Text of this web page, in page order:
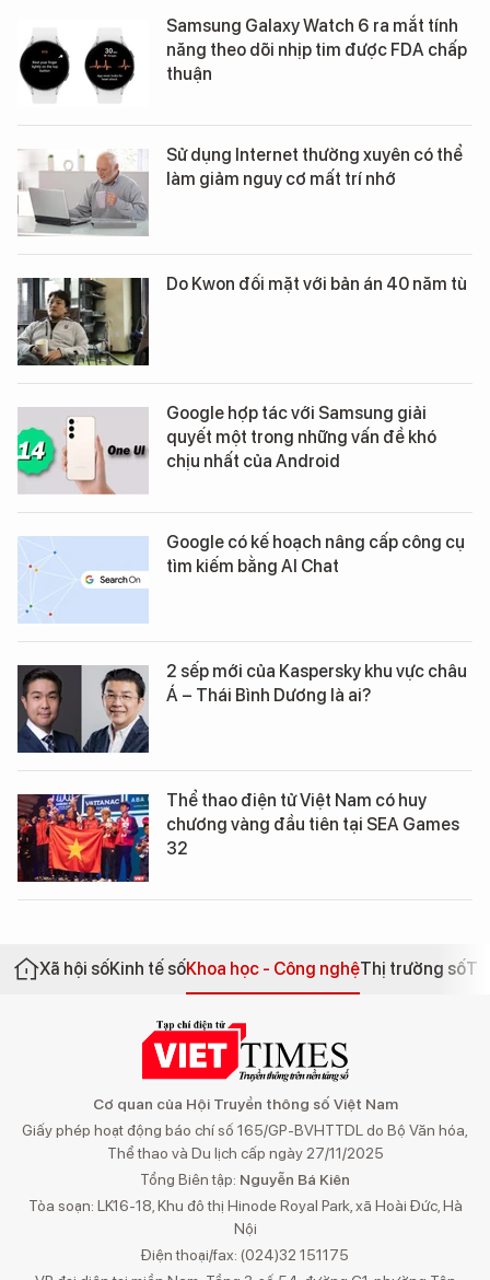
Samsung Galaxy Watch 6 ra mắt tính
năng theo dõi nhịp tim được FDA chấp
thuận
Sử dụng Internet thường xuyên có thể
làm giảm nguy cơ mất trí nhớ
Do Kwon đối mặt với bản án 40 năm tù
Google hợp tác với Samsung giải
quyết một trong những vấn đề khó
chịu nhất của Android
Google có kế hoạch nâng cấp công cụ
tìm kiếm bằng AI Chat
2 sếp mới của Kaspersky khu vực châu
Á – Thái Bình Dương là ai?
Thể thao điện tử Việt Nam có huy
chương vàng đầu tiên tại SEA Games
32
Xã hội sốKinh tế sốKhoa học - Công nghệThị trường số
Cơ quan của Hội Truyền thông số Việt Nam
Giấy phép hoạt động báo chí số 165/GP-BVHTTDL do Bộ Văn hóa,
Thể thao và Du lịch cấp ngày 27/11/2025
Tổng Biên tập: Nguyễn Bá Kiên
Tòa soạn: LK16-18, Khu đô thị Hinode Royal Park, xã Hoài Đức, Hà
Nội
Điện thoại/fax: (024)32 151175